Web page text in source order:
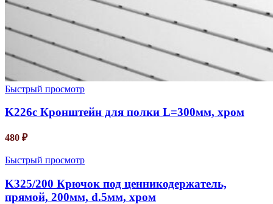
Быстрый просмотр
K226c Кронштейн для полки L=300мм, хром
480 ₽
Быстрый просмотр
K325/200 Крючок под ценникодержатель,
прямой, 200мм, d.5мм, хром